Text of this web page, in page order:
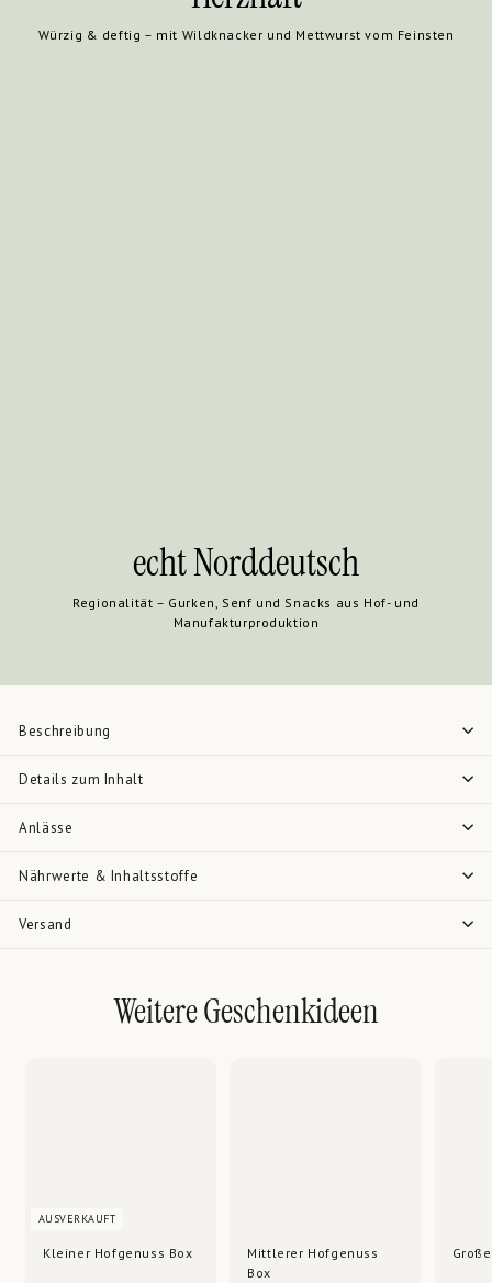
Würzig & deftig – mit Wildknacker und Mettwurst vom Feinsten
echt Norddeutsch
Regionalität – Gurken, Senf und Snacks aus Hof- und
Manufakturproduktion
Beschreibung
Details zum Inhalt
Anlässe
Nährwerte & Inhaltsstoffe
Versand
Weitere Geschenkideen
AUSVERKAUFT
Kleiner Hofgenuss Box
Mittlerer Hofgenuss
Box